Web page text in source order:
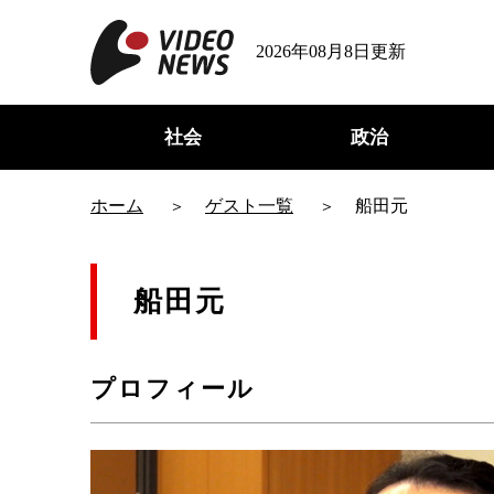
2026年08月8日更新
社会 政治
ホーム ゲスト一覧 船田元
船田元
プロフィール